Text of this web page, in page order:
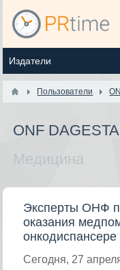
Пользователи
ONF
Медицина
Эксперты ОНФ
оказания
онкодиспансере
Сегодня, 27